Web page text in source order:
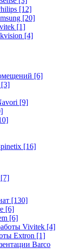
[12]
[20]
[1]
[4]
[6]
[3]
[9]
[16]
[7]
[130]
[6]
[6]
Vivitek [4]
Extron [1]
Barco